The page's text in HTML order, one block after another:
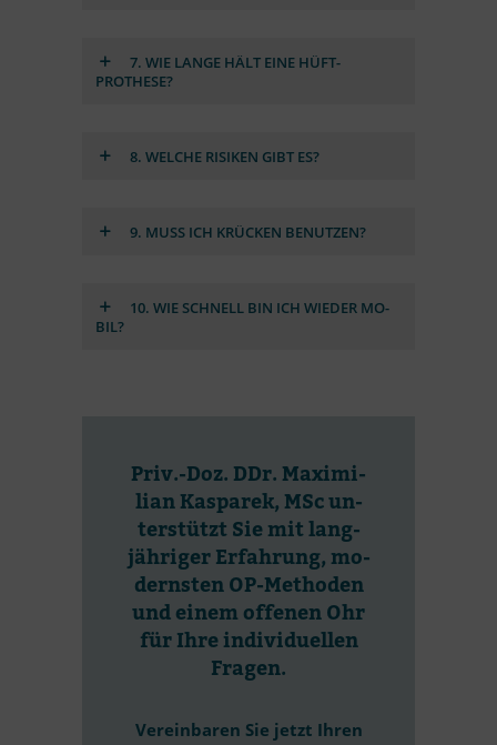
7. WIE LANGE HÄLT EINE HÜFT­
PROTHESE?
8. WEL­CHE RI­SI­KEN GIBT ES?
9. MUSS ICH KRÜ­CKEN BE­NUT­ZEN?
10. WIE SCHNELL BIN ICH WIE­DER MO­
BIL?
Priv.-Doz. DDr. Ma­xi­mi­
lian Kas­pa­rek, MSc un­
ter­stützt Sie mit lang­
jäh­ri­ger Er­fah­rung, mo­
derns­ten OP-Me­tho­den
und ei­nem of­fe­nen Ohr
für Ihre individuellen
Fragen.
Ver­ein­ba­ren Sie jetzt Ih­ren